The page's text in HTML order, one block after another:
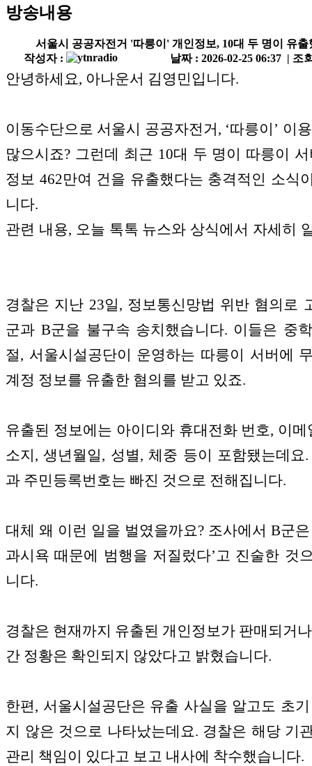
방송내용
서울시 공공자전거 '따릉이' 개인정보, 10대 두 명이 유출
작성자 :
날짜 : 2026-02-25 06:37 | 조
안녕하세요, 아나운서 김영민입니다.
이동수단으로 서울시 공공자전거, ‘따릉이’ 이
많으시죠? 그런데 최근 10대 두 명이 따릉이
정보 462만여 건을 유출했다는 충격적인 소식
니다.
관련 내용, 오늘 톡톡 뉴스와 상식에서 자세히
경찰은 지난 23일, 정보통신망법 위반 혐의로
군과 B군을 불구속 송치했습니다. 이들은 중
절, 서울시설공단이 운영하는 따릉이 서버에
계정 정보를 유출한 혐의를 받고 있죠.
유출된 정보에는 아이디와 휴대전화 번호, 이메
소지, 생년월일, 성별, 체중 등이 포함됐는데요
과 주민등록번호는 빠진 것으로 전해집니다.
대체 왜 이런 일을 벌였을까요? 조사에서 B군
과시욕 때문에 범행을 저질렀다’고 진술한 것
니다.
경찰은 현재까지 유출된 개인정보가 판매되거
간 정황은 확인되지 않았다고 밝혔습니다.
한편, 서울시설공단은 유출 사실을 알고도 초
지 않은 것으로 나타났는데요. 경찰은 해당 기
관리 책임이 있다고 보고 내사에 착수했습니다.